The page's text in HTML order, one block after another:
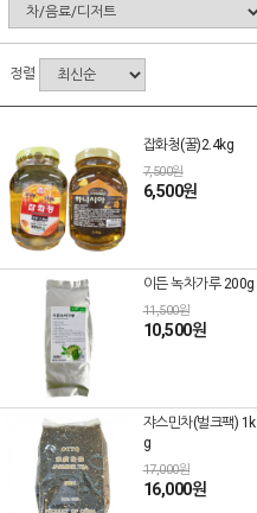
정렬
잡화청(꿀)2.4kg
7,500원
6,500원
이든 녹차가루 200g
11,500원
10,500원
쟈스민차(벌크팩) 1k
g
17,000원
16,000원